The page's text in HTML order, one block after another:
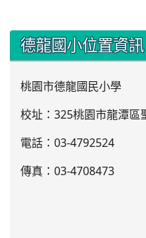
::: 德龍國小位置資訊
桃園市德龍國民小學
校址：325桃園市龍潭區
電話：03-4792524
傳真：03-4708473